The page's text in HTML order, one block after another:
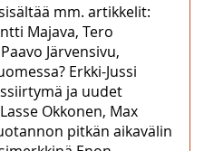
mm. artikkelit:
Majava, Tero
Järvensivu,
Erkki-Jussi
ja uudet
Okkonen, Max
pitkän aikavälin